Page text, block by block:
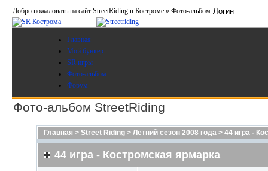
Добро пожаловать на сайт StreetRiding в Костроме » Фото-альбом
Главная
Мой бункер
SR игры
Фото-альбом
Форум
Фото-альбом StreetRiding
Главная > Street Riding> Летний сезон 2008 года> 44 игра -
44 игра - Костромская ярмарка